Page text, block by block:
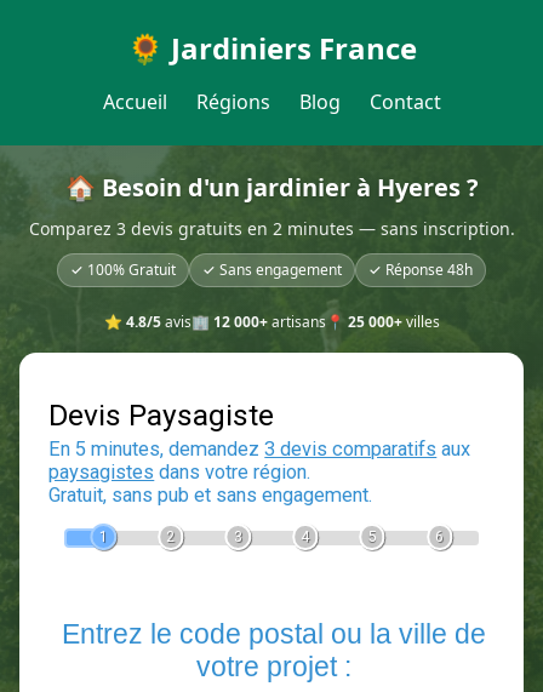
🌻 Jardiniers France
Accueil Régions Blog Contact
🏠 Besoin d'un jardinier à Hyeres ?
Comparez 3 devis gratuits en 2 minutes — sans inscription.
✓ 100% Gratuit ✓ Sans engagement ✓ Réponse 48h
⭐ 4.8/5avis🏢 12 000+artisans📍 25 000+villes
Devis Paysagiste
En 5 minutes, demandez3 devis comparatifs